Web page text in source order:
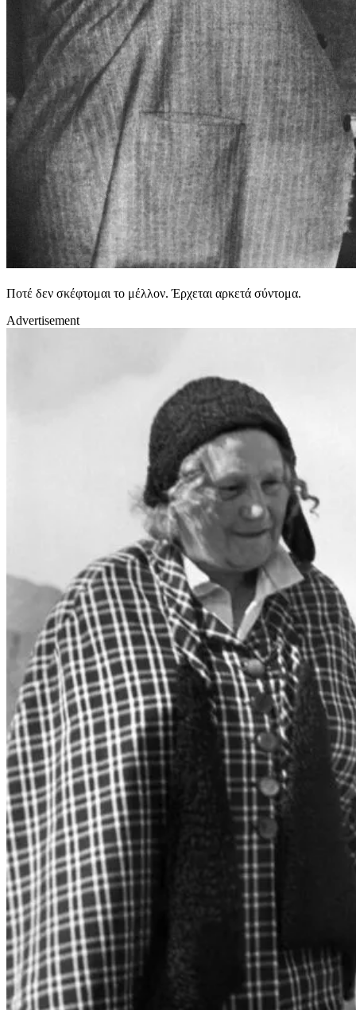
Ποτέ δεν σκέφτομαι το μέλλον. Έρχεται αρκετά σύντομα.
Advertisement